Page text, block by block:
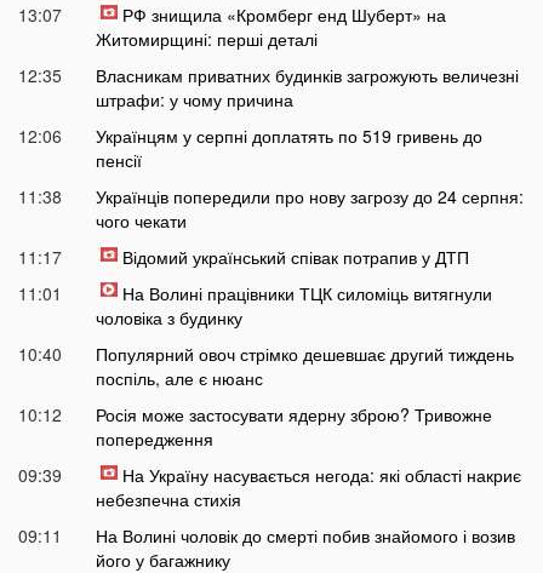
13:07
РФ знищила «Кромберг енд Шуберт» на
Житомирщині: перші деталі
12:35
Власникам приватних будинків загрожують величезні
штрафи: у чому причина
12:06
Українцям у серпні доплатять по 519 гривень до
пенсії
11:38
Українців попередили про нову загрозу до 24 серпня:
чого чекати
11:17
Відомий український співак потрапив у ДТП
11:01
На Волині працівники ТЦК силоміць витягнули
чоловіка з будинку
10:40
Популярний овоч стрімко дешевшає другий тиждень
поспіль, але є нюанс
10:12
Росія може застосувати ядерну зброю? Тривожне
попередження
09:39
На Україну насувається негода: які області накриє
небезпечна стихія
09:11
На Волині чоловік до смерті побив знайомого і возив
його у багажнику